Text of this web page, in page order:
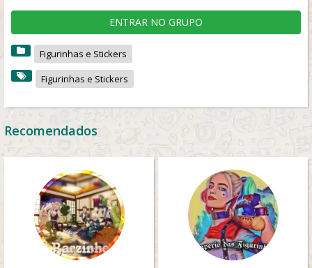
ENTRAR NO GRUPO
Figurinhas e Stickers
Figurinhas e Stickers
Recomendados